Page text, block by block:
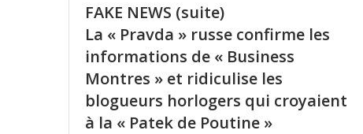
FAKE NEWS (suite)
La « Pravda » russe confirme les
informations de « Business
Montres » et ridiculise les
blogueurs horlogers qui croyaient
à la « Patek de Poutine »